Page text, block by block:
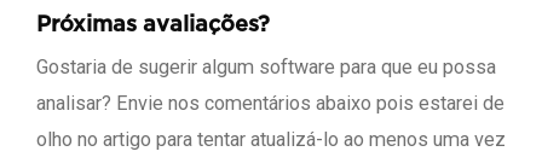
Próximas avaliações?
Gostaria de sugerir algum software para que eu possa
analisar? Envie nos comentários abaixo pois estarei de
olho no artigo para tentar atualizá-lo ao menos uma vez